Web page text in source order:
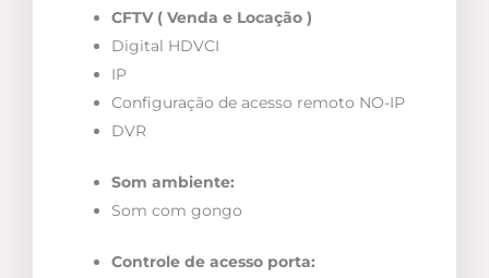
CFTV ( Venda e Locação )
Digital HDVCI
IP
Configuração de acesso remoto NO-IP
DVR
Som ambiente:
Som com gongo
Controle de acesso porta: